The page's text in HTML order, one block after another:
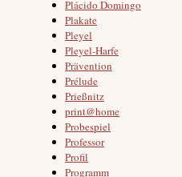
Plácido Domingo
Plakate
Pleyel
Pleyel-Harfe
Prävention
Prélude
Prießnitz
print@home
Probespiel
Professor
Profil
Programm